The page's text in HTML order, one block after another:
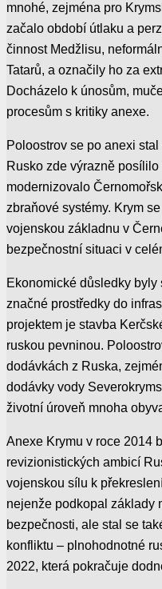
mnohé, zejména pro
začalo období útlaku a
činnost Medžlisu,
Tatarů, a označily ho za
Docházelo k únosům,
procesům s kritiky anexe.
Poloostrov se po anexi
Rusko zde výrazně
modernizovalo
zbraňové systémy. Krym
vojenskou základnu v
bezpečnostní situaci v
Ekonomické důsledky
značné prostředky do
projektem je stavba
ruskou pevninou.
dodávkách z Ruska,
dodávky vody
životní úroveň mnoha
Anexe Krymu v roce 2014
revizionistických ambicí
vojenskou sílu k
nejenže podkopal základy
bezpečnosti, ale stal se
konfliktu – plnohodnotné
2022, která pokračuje